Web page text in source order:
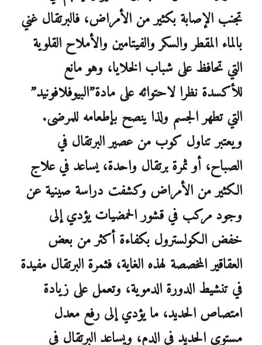
تجنب الإصابة بكثير من الأمراض، فالبرتقال غني
بالماء المقطر والسكر والفيتامين والأملاح القلوية
التي تحافظ على شباب الخلايا، وهو مانع
للأكسدة نظرا لاحتوائه على مادة”البيوفلافونيد”
التي تطهر الجسم ولذا ينصح بإطعامه للمرضى.
ويعتبر تناول كوب من عصير البرتقال في
الصباح، أو ثمرة برتقال واحدة، يساعد في علاج
الكثير من الأمراض وكشفت دراسة صينية عن
وجود مركب في قشور الحمضيات يؤدي إلى
خفض الكولسترول بكفاءة أكثر من بعض
العقاقير المخصصة لهذه الغاية، فثمرة البرتقال مفيدة
في تنشيط الدورة الدموية، وتعمل على زيادة
امتصاص الحديد، ما يؤدي إلى رفع معدل
مستوى الحديد في الدم، ويساعد البرتقال في